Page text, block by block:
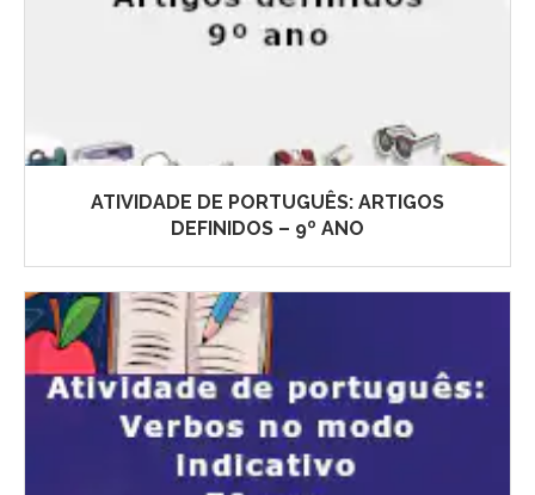
ATIVIDADE DE PORTUGUÊS: ARTIGOS
DEFINIDOS – 9º ANO